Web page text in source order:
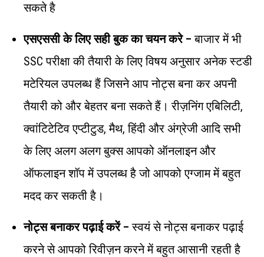
सकते है
एसएससी के लिए सही बुक का चयन करे –बाजार में भी
SSC परीक्षा की तैयारी के लिए विषय अनुसार अनेक स्टडी
मटेरियल उपलब्ध हैं जिसने आप नोट्स बना कर अपनी
तैयारी को और बेहतर बना सकते हैं। रीज़निंग एबिलिटी,
क्वांटिटेटिव एप्टीटुड, मैथ, हिंदी और अंग्रेजी आदि सभी
के लिए अलग अलग बुक्स आपको ऑनलाइन और
ऑफलाइन शॉप में उपलब्ध है जो आपको एग्जाम में बहुत
मदद कर सकती है।
नोट्स बनाकर पढ़ाई करें – स्वयं से नोट्स बनाकर पढ़ाई
करने से आपको रिवीज़न करने में बहुत आसानी रहती है